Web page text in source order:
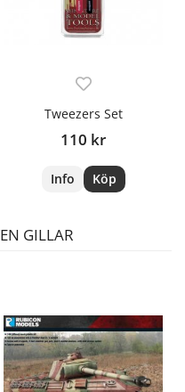
Tweezers Set
110 kr
Info Köp
GILLAR